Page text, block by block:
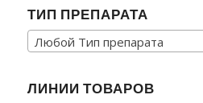
ТИП ПРЕПАРАТА
Любой Тип препарата
ЛИНИИ ТОВАРОВ